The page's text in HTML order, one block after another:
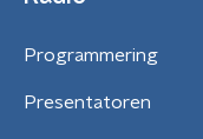
Programmering
Presentatoren